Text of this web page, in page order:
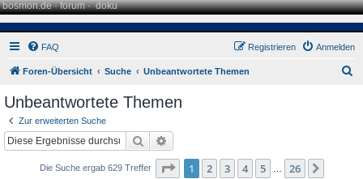
bosmon.de·forum·doku
FAQ Anmelden
Registrieren
Foren-Übersicht Suche Unbeantwortete Themen
Unbeantwortete Themen
Zur erweiterten Suche
Suche
Die Suche ergab 629 Treffer Seite 1von 26
1 2 3 4 5 26